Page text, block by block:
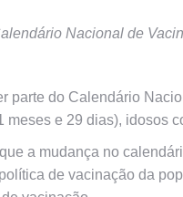
Nacional de
parte do Calendário
e 29 dias), idosos
a mudança no
de vacinação da